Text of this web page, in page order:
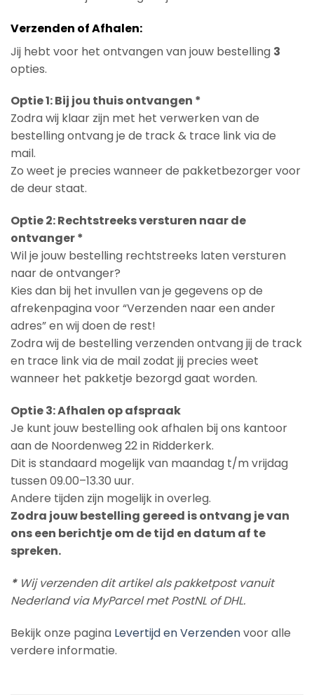
Verzenden of Afhalen:
Jij hebt voor het ontvangen van jouw bestelling 3
opties.
Optie 1: Bij jou thuis ontvangen *
Zodra wij klaar zijn met het verwerken van de
bestelling ontvang je de track & trace link via de
mail.
Zo weet je precies wanneer de pakketbezorger voor
de deur staat.
Optie 2: Rechtstreeks versturen naar de
ontvanger *
Wil je jouw bestelling rechtstreeks laten versturen
naar de ontvanger?
Kies dan bij het invullen van je gegevens op de
afrekenpagina voor “Verzenden naar een ander
adres” en wij doen de rest!
Zodra wij de bestelling verzenden ontvang jij de track
en trace link via de mail zodat jij precies weet
wanneer het pakketje bezorgd gaat worden.
Optie 3: Afhalen op afspraak
Je kunt jouw bestelling ook afhalen bij ons kantoor
aan de Noordenweg 22 in Ridderkerk.
Dit is standaard mogelijk van maandag t/m vrijdag
tussen 09.00–13.30 uur.
Andere tijden zijn mogelijk in overleg.
Zodra jouw bestelling gereed is ontvang je van
ons een berichtje om de tijd en datum af te
spreken.
*Wij verzenden dit artikel als pakketpost vanuit
Nederland via MyParcel met PostNL of DHL.
Bekijk onze pagina Levertijd en Verzendenvoor alle
verdere informatie.